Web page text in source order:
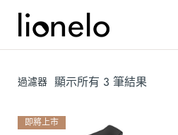
過濾器 顯示所有 3 筆結果
即將上市